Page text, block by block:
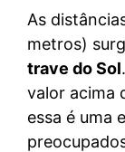
As
metros)
trave do Sol
valor acima
essa é uma